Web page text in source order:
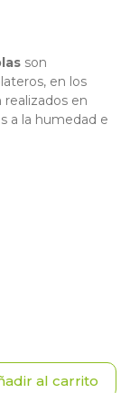
son
en los
en
a la humedad e
al carrito